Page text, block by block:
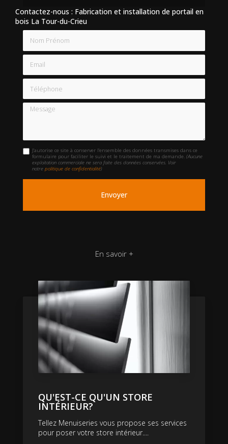
Contactez-nous : Fabrication et installation de portail en
bois La Tour-du-Crieu
Email
Téléphone
Message
J'autorise ce site à conserver l'ensemble des données transmises dans ce
formulaire pour faciliter le suivi et le traitement de ma demande.(Aucune
exploitation commerciale ne sera faite des données conservées. Voir
notrepolitique de confidentialité)
En savoir +
QU'EST-CE QU'UN STORE
INTÉRIEUR?
Tellez Menuiseries vous propose ses services
pour poser votre store intérieur....